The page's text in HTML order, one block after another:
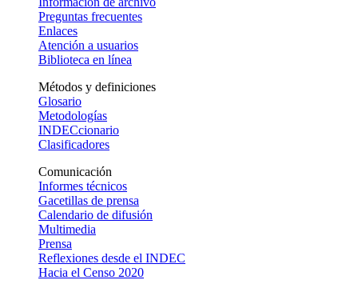
Preguntas frecuentes
Enlaces
Atención a usuarios
Biblioteca en línea
Métodos y definiciones
Glosario
Metodologías
INDECcionario
Clasificadores
Comunicación
Informes técnicos
Gacetillas de prensa
Calendario de difusión
Multimedia
Prensa
Reflexiones desde el INDEC
Hacia el Censo 2020